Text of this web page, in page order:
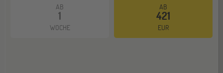
AB
1
WOCHE
AB
421
EUR